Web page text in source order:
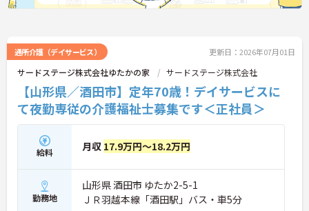
通所介護（デイサービス） 更新日：2026年07月01日
サードステージ株式会社ゆたかの家 サードステージ株式会社
【山形県／酒田市】定年70歳！デイサービスに
て夜勤専従の介護福祉士募集です＜正社員＞
給料 月収 17.9万円～18.2万円
勤務地
山形県 酒田市 ゆたか2-5-1
ＪＲ羽越本線「酒田駅」バス・車5分